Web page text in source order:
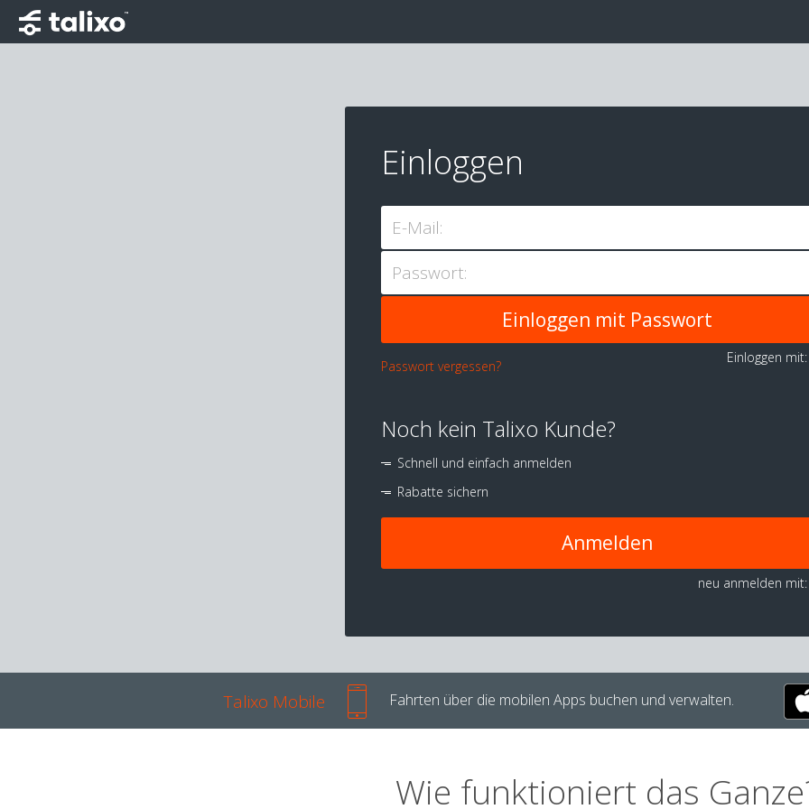
Einloggen
E-Mail:
Passwort:
Passwort vergessen?
Einloggen
Noch kein Talixo Kunde?
Schnell und einfach anmelden
Rabatte sichern
Anmelden
neu anmelden mit:
Talixo Mobile Fahrten über die mobilen Apps buchen und verwalten.
Wie funktioniert das